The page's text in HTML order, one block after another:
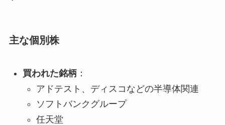
主な個別株
買われた銘柄：
アドテスト、ディスコなどの半導体関連
ソフトバンクグループ
任天堂